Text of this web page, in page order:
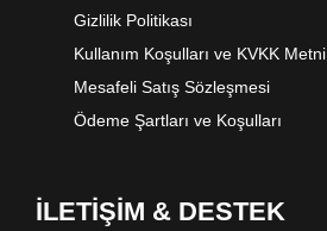
Gizlilik Politikası
Kullanım Koşulları ve KVKK Metni
Mesafeli Satış Sözleşmesi
Ödeme Şartları ve Koşulları
İLETİŞİM & DESTEK